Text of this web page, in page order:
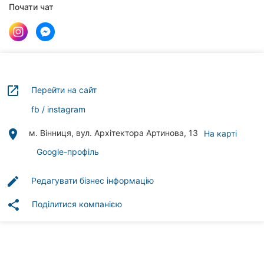
Автошколи
Ресторани
Всі
міста:
Вінниця
Житомир
Почати чат
launch
Перейти на сайт
fb
instagram
place м. Вінниця, вул. Архітектора Артинова, 13
На карті
Google-профіль
edit Редагувати бізнес інформацію
share Поділитися компанією